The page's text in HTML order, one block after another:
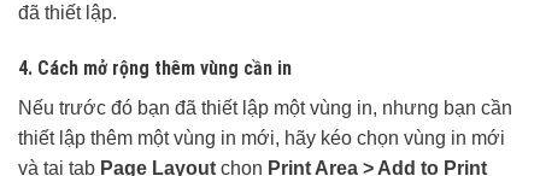
đã thiết lập.
4. Cách mở rộng thêm vùng cần in
Nếu trước đó bạn đã thiết lập một vùng in, nhưng bạn cần
thiết lập thêm một vùng in mới, hãy kéo chọn vùng in mới
và tại tab Page Layout chọn Print Area > Add to Print